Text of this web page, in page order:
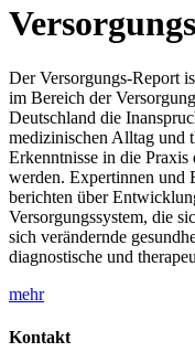
Der Versorgungs-Report
im Bereich der
Deutschland die
medizinischen Alltag und
Erkenntnisse in die Praxis
werden. Expertinnen und
berichten über
Versorgungssystem, die
sich verändernde
diagnostische und
mehr
Kontakt